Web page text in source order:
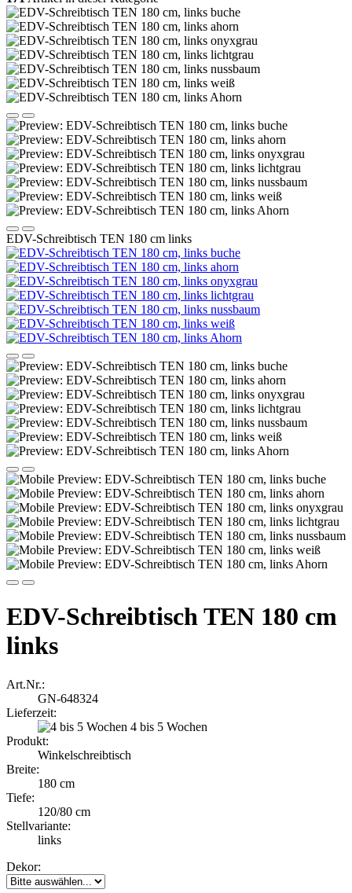
EDV-Schreibtisch TEN 180 cm links
EDV-Schreibtisch TEN 180 cm
links
Art.Nr.:
GN-648324
Lieferzeit:
4 bis 5 Wochen
Produkt:
Winkelschreibtisch
Breite:
180 cm
Tiefe:
120/80 cm
Stellvariante:
links
Dekor: